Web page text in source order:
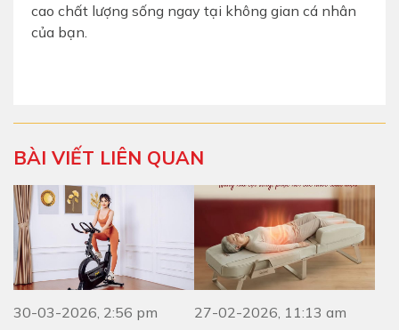
cao chất lượng sống ngay tại không gian cá nhân
của bạn.
BÀI VIẾT LIÊN QUAN
30-03-2026, 2:56 pm 27-02-2026, 11:13 am